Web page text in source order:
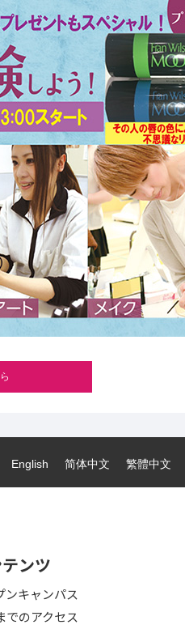
English 简体中文 繁體中文
ンツ
ンキャンパス
でのアクセス